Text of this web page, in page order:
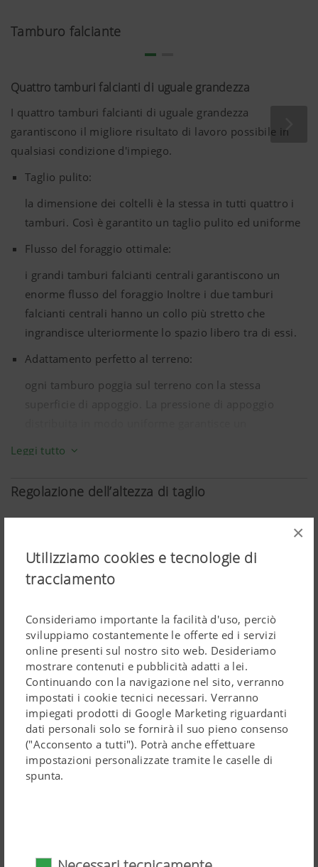
×
Utilizziamo cookies e tecnologie di
tracciamento
Consideriamo importante la facilità d'uso, perciò
sviluppiamo costantemente le offerte ed i servizi
online presenti sul nostro sito web. Desideriamo
mostrare contenuti e pubblicità adatti a lei.
Continuando con la navigazione nel sito, verranno
impostati i cookie tecnici necessari. Verranno
impiegati prodotti di Google Marketing riguardanti
dati personali solo se fornirà il suo pieno consenso
("Acconsento a tutti"). Potrà anche effettuare
impostazioni personalizzate tramite le caselle di
spunta.
La somministrazione di un insilato così contaminato può
Tamburo falciante
Quattro tamburi falcianti di uguale grandezza
I quattro tamburi falcianti di uguale grandezza
garantiscono il migliore risultato di lavoro possibile in
qualsiasi condizione d'impiego.
Taglio pulito:
la dimensione dei coltelli è la stessa in tutti quattro i
tamburi. Così è garantito un taglio pulito ed uniforme
Flusso del foraggio ottimale:
i grandi tamburi falcianti centrali garantiscono un
enorme flusso del foraggio Inoltre i due tamburi
falcianti centrali hanno un collo più stretto che
ingrandisce ulteriormente lo spazio libero tra di essi.
Adattamento perfetto al terreno:
ogni tamburo poggia sul terreno con la stessa
Leggi tutto
Regolazione dell’altezza di taglio
Regolazione continua dell'altezza di taglio PLUS
Con la regolazione continua dell'altezza di taglio PLUS